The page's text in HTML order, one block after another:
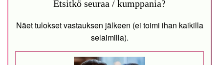
Etsitkö seuraa / kumppania?
Näet tulokset vastauksen jälkeen (ei toimi ihan kaikilla
selaimilla).